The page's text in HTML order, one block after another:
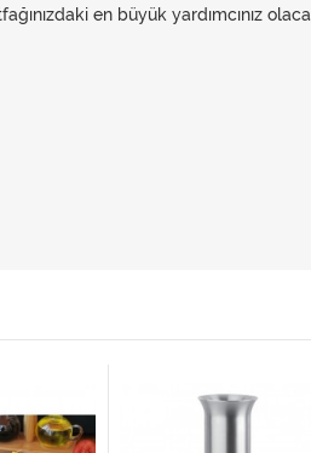
en büyük yardımcınız